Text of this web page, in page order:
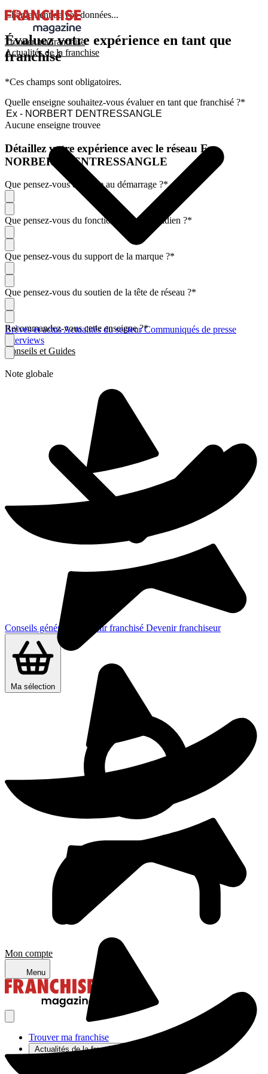
Trouver ma franchise
Actualités de la franchise
Brèves et actusActualités du secteurCommuniqués de presse
Interviews
Conseils et Guides
Conseils généraux Devenir franchisé Devenir franchiseur
Ma sélection
Mon compte
Menu
Trouver ma franchise
Actualités de la franchise
Chargement de vos données...
Évaluez votre expérience en tant que
franchisé
*Ces champs sont obligatoires.
Quelle enseigne souhaitez-vous évaluer en tant que franchisé ?*
Aucune enseigne trouvee
Détaillez votre expérience avec le réseau Ex -
NORBERT DENTRESSANGLE
Que pensez-vous de l'aide au démarrage ?*
Que pensez-vous du fonctionnement quotidien ?*
Que pensez-vous du support de la marque ?*
Que pensez-vous du soutien de la tête de réseau ?*
Recommandez-vous cette enseigne ?*
Note globale